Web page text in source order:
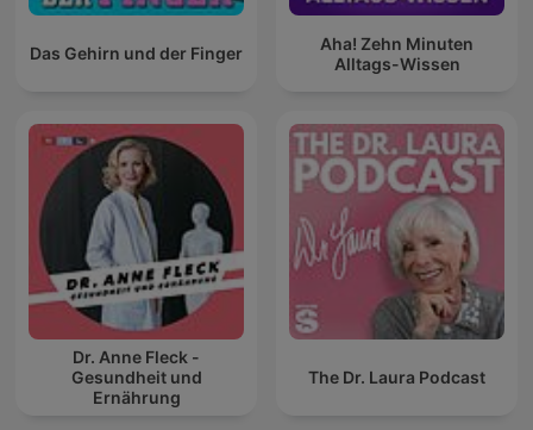
Das Gehirn und der Finger
Aha! Zehn Minuten
Alltags-Wissen
Dr. Anne Fleck -
Gesundheit und
Ernährung
The Dr. Laura Podcast